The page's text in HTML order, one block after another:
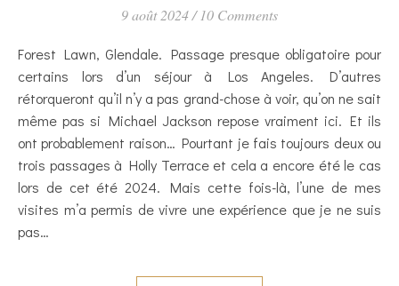
9 août 2024/ 10 Comments
Forest Lawn, Glendale. Passage presque obligatoire pour
certains lors d’un séjour à Los Angeles. D’autres
rétorqueront qu’il n’y a pas grand-chose à voir, qu’on ne sait
même pas si Michael Jackson repose vraiment ici. Et ils
ont probablement raison… Pourtant je fais toujours deux ou
trois passages à Holly Terrace et cela a encore été le cas
lors de cet été 2024. Mais cette fois-là, l’une de mes
visites m’a permis de vivre une expérience que je ne suis
pas…